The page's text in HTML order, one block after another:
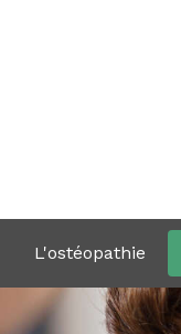
L'ostéopathie